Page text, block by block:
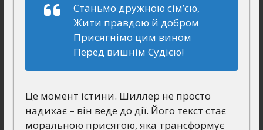
Станьмо дружною сім’єю,
Жити правдою й добром
Присягнімо цим вином
Перед вишнім Судією!
Це момент істини. Шиллер не просто
надихає – він веде до дії. Його текст стає
моральною присягою, яка трансформує